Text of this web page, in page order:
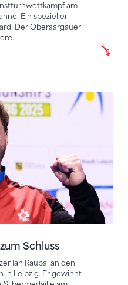
am
Ein spezieller
Der Oberaargauer
Schluss
Ian Raubal an den
in Leipzig. Er gewinnt
Schluss